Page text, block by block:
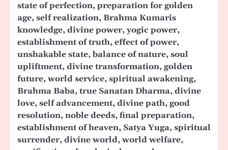
state of perfection, preparation for golden
age, self realization, Brahma Kumaris
knowledge, divine power, yogic power,
establishment of truth, effect of power,
unshakable state, balance of nature, soul
upliftment, divine transformation, golden
future, world service, spiritual awakening,
Brahma Baba, true Sanatan Dharma, divine
love, self advancement, divine path, good
resolution, noble deeds, final preparation,
establishment of heaven, Satya Yuga, spiritual
surrender, divine world, world welfare,